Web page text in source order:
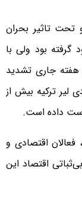
تحت تاثیر بحران
گرفته بود ولی با
جاری تشدید
ترکیه بیش از
فعالان اقتصادی و
اقتصاد این